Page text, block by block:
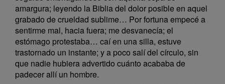
amargura; leyendo la Biblia del dolor posible en aquel
grabado de crueldad sublime… Por fortuna empecé a
sentirme mal, hacia fuera; me desvanecía; el
estómago protestaba… caí en una silla, estuve
trastornado un instante; y a poco salí del círculo, sin
que nadie hubiera advertido cuánto acababa de
padecer allí un hombre.